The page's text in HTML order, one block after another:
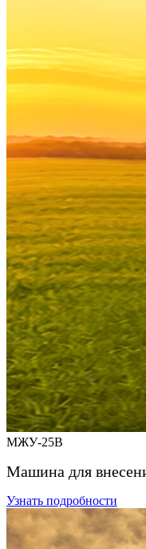
МЖУ-25В
Машина для
Узнать подробности